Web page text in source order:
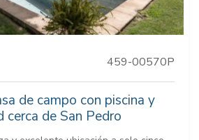
459-00570P
de campo con piscina y
de San Pedro